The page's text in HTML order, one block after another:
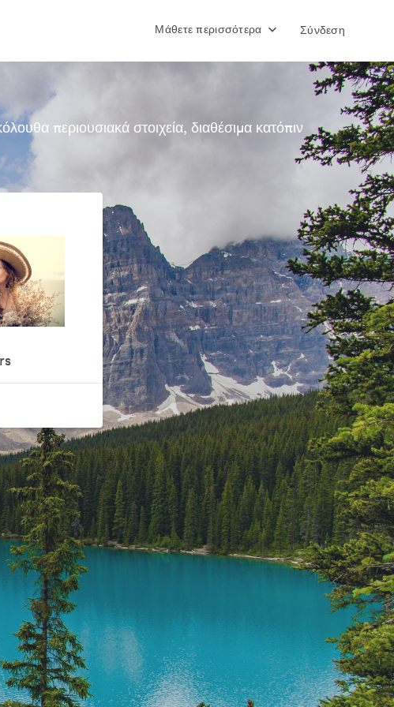
Μάθετε περισσότερα Σύνδεση
περιουσιακά στοιχεία, διαθέσιμα κατόπιν